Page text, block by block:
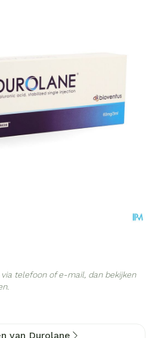
telefoon of e-mail, dan bekijken
van Durolane